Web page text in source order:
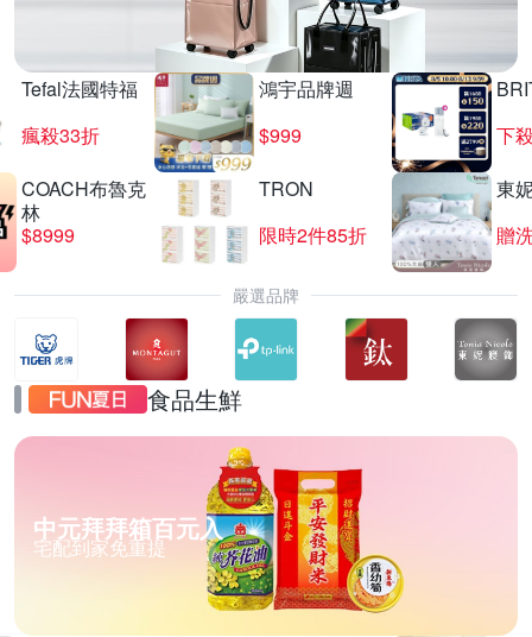
Tefal法國特福
瘋殺33折
鴻宇品牌週
$999
下
COACH布魯克
林
$8999
TRON
限時2件85折
東
贈
嚴選品牌
食品生鮮
中元拜拜箱百元入
宅配到家免重提